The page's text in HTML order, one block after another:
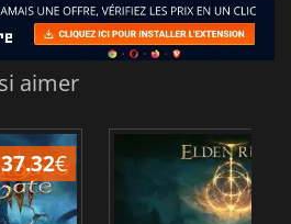
aimer
37.32€